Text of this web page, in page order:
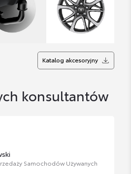
Katalog akcesoryjny
konsultantów
Samochodów Używanych